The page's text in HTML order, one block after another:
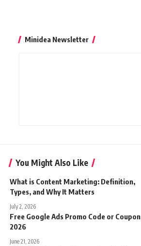
Minidea Newsletter
You Might Also Like
What is Content Marketing: Definition,
Types, and Why It Matters
July 2, 2026
Free Google Ads Promo Code or Coupon
2026
June 21, 2026